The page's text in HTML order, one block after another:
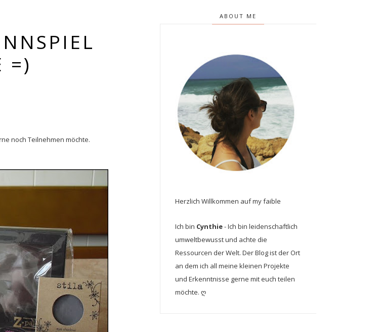
=)
noch Teilnehmen möchte.
ABOUT ME
Herzlich Willkommen auf my faible
Ich bin Cynthie- Ich bin leidenschaftlich
umweltbewusst und achte die
Ressourcen der Welt. Der Blog ist der Ort
an dem ich all meine kleinen Projekte
und Erkenntnisse gerne mit euch teilen
möchte. ღ